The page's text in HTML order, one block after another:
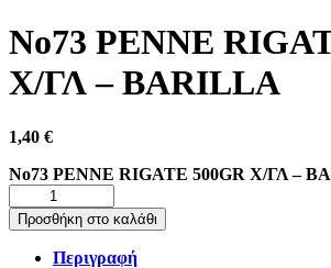
No73 PENNE
Χ/ΓΛ – BARILLA
1,40 €
No73 PENNE RIGATE 500GR Χ/ΓΛ –
Προσθήκη στο καλάθι
Περιγραφή